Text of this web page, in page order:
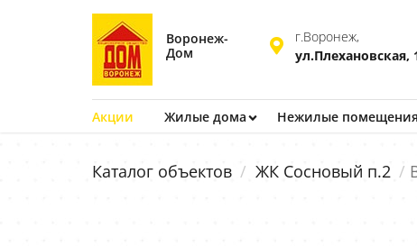
Воронеж-
Дом
г.Воронеж,
ул.Плехановская,
Акции Жилые дома Нежилые помещения
Каталог объектов ЖК Сосновый п.2